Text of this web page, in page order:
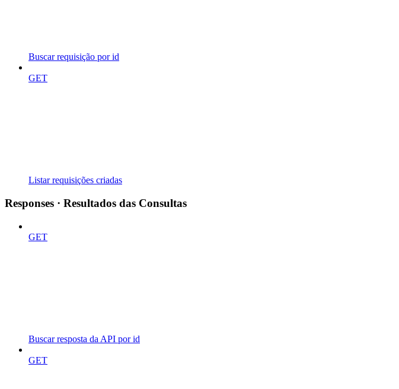
Buscar requisição por id
GET
Listar requisições criadas
Responses · Resultados das Consultas
GET
Buscar resposta da API por id
GET